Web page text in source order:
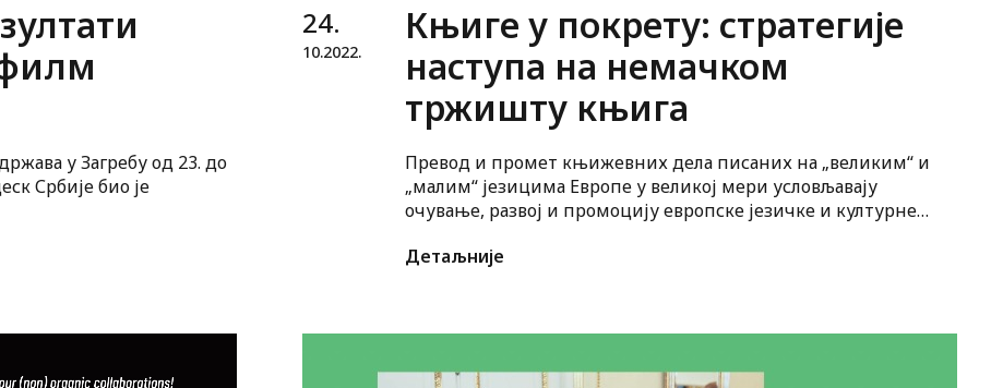
у Загребу од 23. до
Србије био је
24.
10.2022.
Књиге у покрету: стратегије
наступа на немачком
тржишту књига
Превод и промет књижевних дела писаних на „великим“ и
„малим“ језицима Европе у великој мери условљавају
очување, развој и промоцију европске језичке и културне
Детаљније